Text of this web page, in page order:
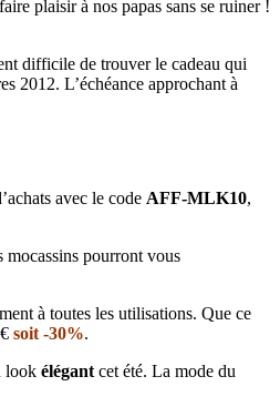
plaisir à nos papas sans se ruiner !
difficile de trouver le cadeau qui
2012. L’échéance approchant à
avec le code AFF-MLK10,
mocassins pourront vous
à toutes les utilisations. Que ce
soit -30%.
look élégant cet été. La mode du